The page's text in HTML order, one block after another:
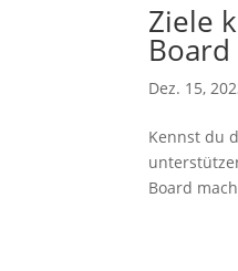
Ziele
Board
Dez. 15,
Kennst du
Board